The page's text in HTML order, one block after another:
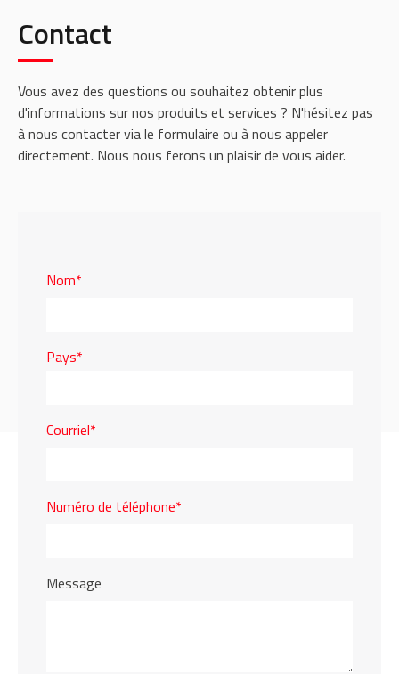
Contact
Vous avez des questions ou souhaitez obtenir plus
d'informations sur nos produits et services ? N'hésitez pas
à nous contacter via le formulaire ou à nous appeler
directement. Nous nous ferons un plaisir de vous aider.
Nom*
Pays*
Courriel*
Numéro de téléphone*
Message